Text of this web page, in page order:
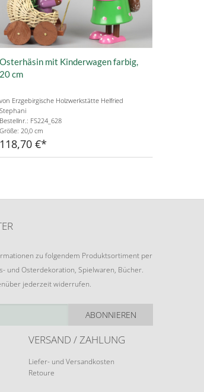
Osterhäsin mit Kinderwagen farbig,
20 cm
von Erzgebirgische Holzwerkstätte Helfried
Stephani
Bestellnr.: FS224_628
Größe: 20,0 cm
118,70 €
zu folgendem Produktsortiment per
und Osterdekoration, Spielwaren, Bücher.
jederzeit widerrufen.
ABONNIEREN
VERSAND / ZAHLUNG
Liefer- und Versandkosten
Retoure